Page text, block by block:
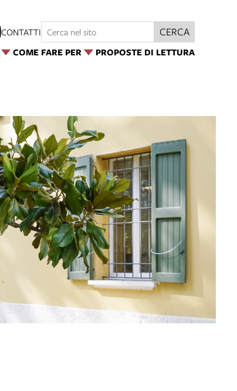
COME FARE PER PROPOSTE DI LETTURA
CONTATTI CERCA